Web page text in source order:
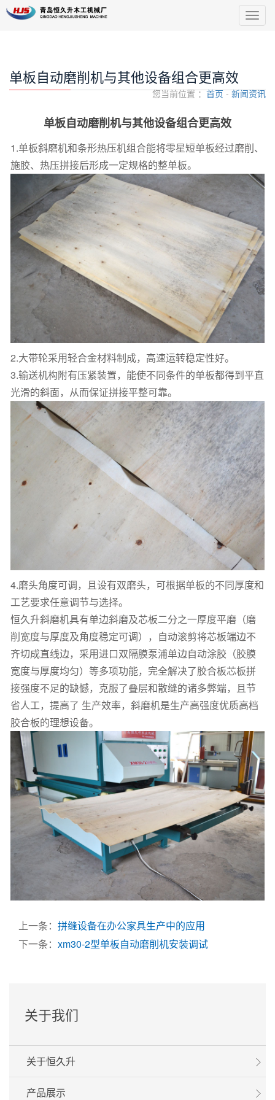
导
航
单板自动磨削机与其他设备组合更高效
您当前位置 ：首页-新闻资讯
单板自动磨削机与其他设备组合更高效
1.单板斜磨机和条形热压机组合能将零星短单板经过磨削、
施胶、热压拼接后形成一定规格的整单板。
2.大带轮采用轻合金材料制成，高速运转稳定性好。
3.输送机构附有压紧装置，能使不同条件的单板都得到平直
光滑的斜面，从而保证拼接平整可靠。
4.磨头角度可调，且设有双磨头，可根据单板的不同厚度和
工艺要求任意调节与选择。
恒久升斜磨机具有单边斜磨及芯板二分之一厚度平磨（磨
削宽度与厚度及角度稳定可调），自动滚剪将芯板端边不
齐切成直线边，采用进口双隔膜泵浦单边自动涂胶（胶膜
宽度与厚度均匀）等多项功能，完全解决了胶合板芯板拼
接强度不足的缺憾，克服了叠层和散缝的诸多弊端，且节
省人工，提高了 生产效率，斜磨机是生产高强度优质高档
胶合板的理想设备。
上一条： 拼缝设备在办公家具生产中的应用
下一条： xm30-2型单板自动磨削机安装调试
关于我们
关于恒久升
产品展示